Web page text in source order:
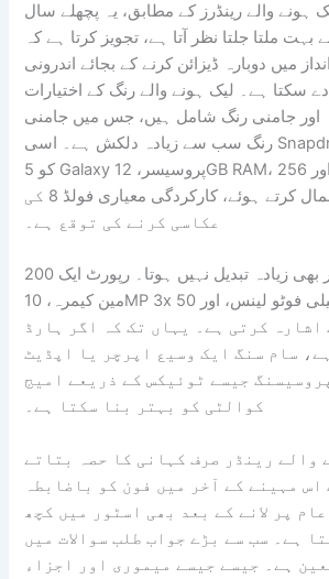
ہونے والے رینڈرز کے مطابق، یہ پچھلے سال
بہت ملتا جلتا نظر آتا ہے، تجویز کرتا ہے کہ
میں دوبارہ ڈیزائن کرنے کے بجائے اندرونی
سکتا ہے۔ لیک ہونے والے رنگ کے اختیارات
اور جامنی رنگ شامل ہیں، جس میں جامنی
رنگ سب سے زیادہ دلکش ہے۔ اسی Snapdragon 8 Elite Gen
5 کو Galaxy پروسیسر، 12GB RAM، اور 256GB بیس اسٹوریج
کے ساتھ استعمال کرتے ہوئے، کارکردگی معیاری فولڈ 8 کی
عکاسی کرنے کی توقع ہے۔
کیمرہ ہارڈویئر بھی زیادہ تبدیل نہیں ہوتا۔ رپورٹ ایک 200MP
مین کیمرہ، 10MP 3x ٹیلی فوٹو لینس، اور 50MP الٹرا وائیڈ
اشارہ کرتی ہے۔ یہاں تک کہ اگر ہارڈ
سام سنگ ایک وسیع اپرچر یا اپڈیٹ
جیسے ٹوئیکس کے ذریعے امیج
کوالٹی کو بہتر بنا سکتا ہے۔
والے رینڈر صرف کہانی کا حصہ بتاتے
اس مہینے کے آخر میں فون کو باضابطہ
پر لانے کے بعد بھی اسٹور میں کچھ
ہے۔ سب سے بڑے جواب طلب سوالات میں
ہے۔ جیسے جیسے میموری اور اجزاء